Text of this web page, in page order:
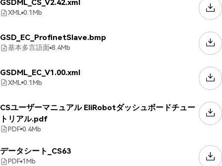
GSDML_CS_V2.42.xml
XML 0.1Mb
GSD_EC_ProfinetSlave.bmp
基本多言語面 8.4Mb
GSDML_EC_V1.00.xml
XML 0.1Mb
CSユーザーマニュアル EliRobotダッシュボードチュー
トリアル.pdf
PDF 0.4Mb
データシート_CS63
PDF 1Mb